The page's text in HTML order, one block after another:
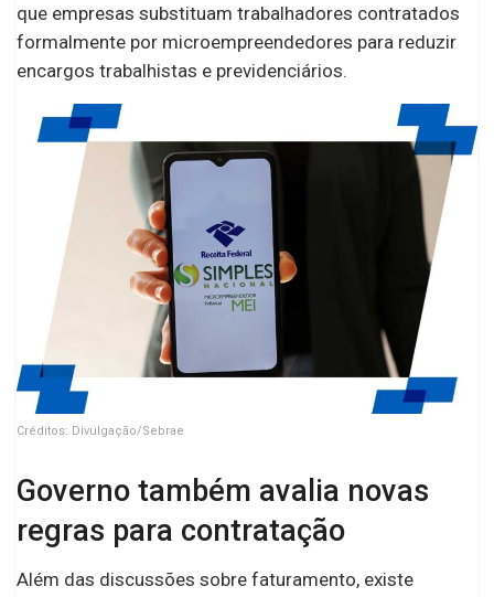
que empresas substituam trabalhadores contratados
formalmente por microempreendedores para reduzir
encargos trabalhistas e previdenciários.
Créditos: Divulgação/Sebrae
Governo também avalia novas
regras para contratação
Além das discussões sobre faturamento, existe